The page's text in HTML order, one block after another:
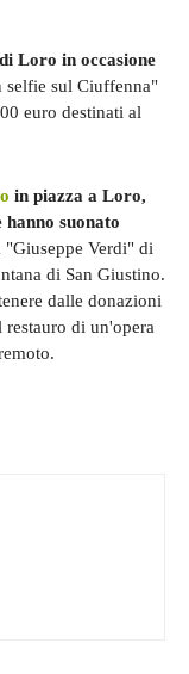
Loro in occasione
sul Ciuffenna"
euro destinati al
in piazza a Loro,
hanno suonato
"Giuseppe Verdi" di
di San Giustino.
dalle donazioni
di un'opera